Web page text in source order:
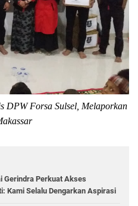
DPW Forsa Sulsel, Melaporkan
Gerindra Perkuat Akses
Kami Selalu Dengarkan Aspirasi